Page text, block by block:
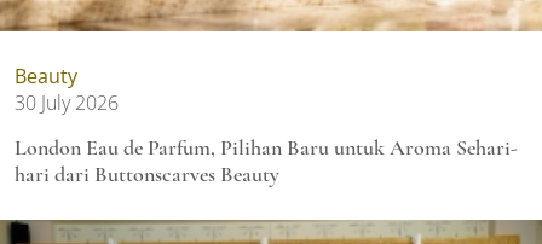
Beauty
30 July 2026
London Eau de Parfum, Pilihan Baru untuk Aroma Sehari-
hari dari Buttonscarves Beauty